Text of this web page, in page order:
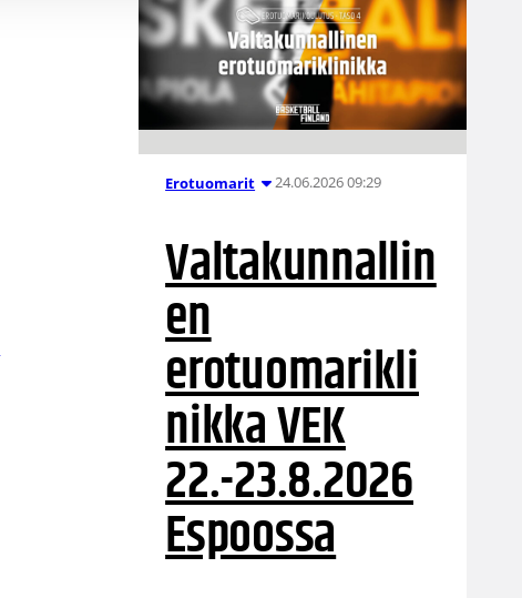
Erotuomarit 24.06.2026 09:29
Valtakunnallin
en
erotuomarikli
nikka VEK
22.-23.8.2026
Espoossa